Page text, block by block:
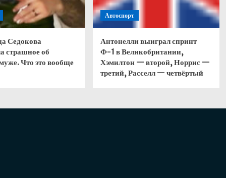
Седокова
страшное об
Что это вообще
Автоспорт
Антонелли выиграл спринт
Ф-1 в Великобритании,
Хэмилтон — второй, Норрис —
третий, Расселл — четвёртый